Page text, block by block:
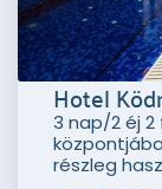
Hotel
3 nap/2 éj
részleg